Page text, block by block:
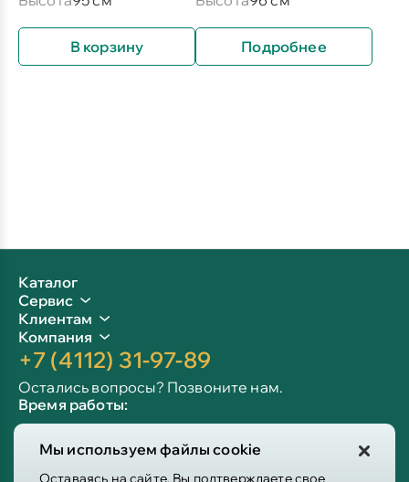
Мы используем файлы cookie
Оставаясь на сайте, Вы подтверждаете свое
В корзину Подробнее
Каталог
Сервис
Клиентам
Компания
+7 (4112) 31-97-89
Остались вопросы? Позвоните нам.
Время работы:
Сб-вс: 10:00 - 19:00
Info@victoria-mebel.ru